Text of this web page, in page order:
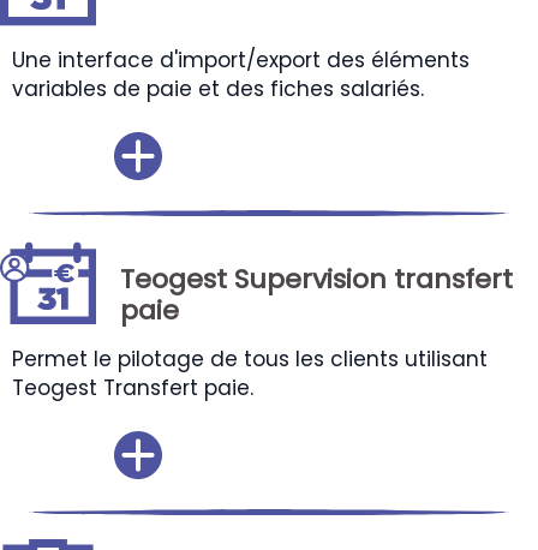
Une interface d'import/export des éléments
variables de paie et des fiches salariés.
Teogest Supervision transfert
paie
Permet le pilotage de tous les clients utilisant
Teogest Transfert paie.